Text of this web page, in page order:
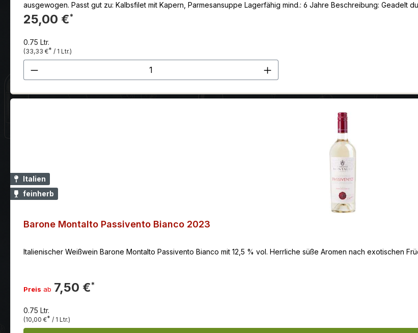
ausgewogen. Passt gut zu: Kalbsfilet mit Kapern, Parmesansuppe Lagerfähig mind.: 6 Jahre Beschreibung: Geadelt
Schraffl mit dem Sirmian, wie hoch in Südtirol die Messlatte für Spitzenweißburgunder liegt. Ein Wein voller Kraft,
ausspielt, jedoch jetzt schon unglaublich viel Spass macht. Bewertung: Gambero Rosso 3 Gläser
25,00 €*
0.75 Ltr.
(33,33 €* / 1 Ltr.)
Produkt Anzahl: Gib den gewünschten Wert ein oder benutze die
Italien
feinherb
Barone Montalto Passivento Bianco 2023
Italienischer Weißwein Barone Montalto Passivento Bianco mit 12,5 % vol. Herrliche süße Aromen nach exotischen
Preis ab 7,50 €*
0.75 Ltr.
(10,00 €* / 1 Ltr.)